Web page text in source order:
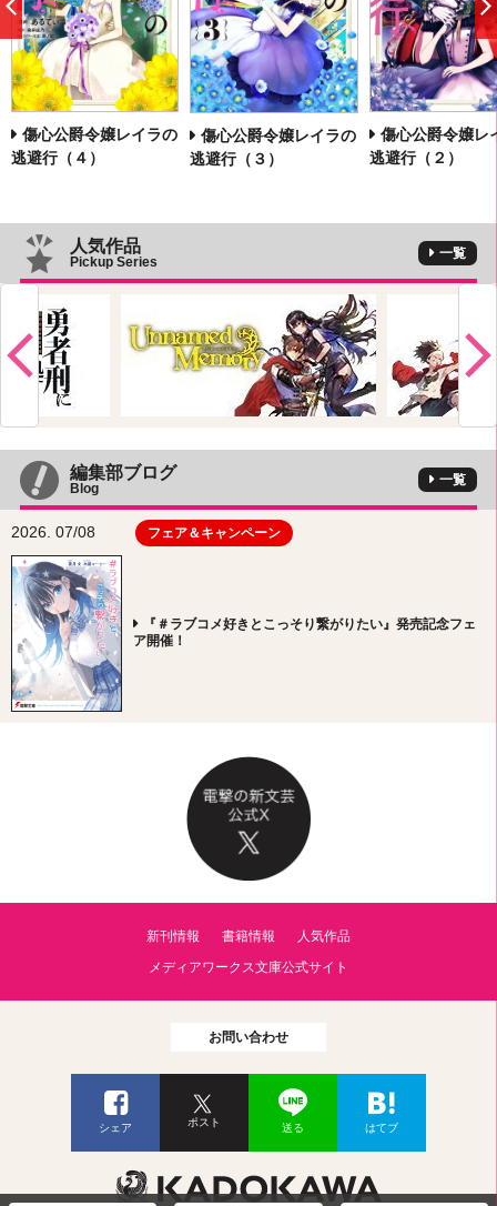
傷心公爵令嬢レイラの
逃避行（４）
傷心公爵令嬢レイラの
逃避行（３）
傷心公爵令嬢レ
逃避行（２）
前
へ
人気作品
Pickup Series
一覧
編集部ブログ
Blog
一覧
2026. 07/08 フェア＆キャンペーン
『＃ラブコメ好きとこっそり繋がりたい』発売記念フェ
ア開催！
新刊情報 書籍情報
人気作品
メディアワークス文庫公式サイト
お問い合わせ
シェア ポスト 送る はてブ